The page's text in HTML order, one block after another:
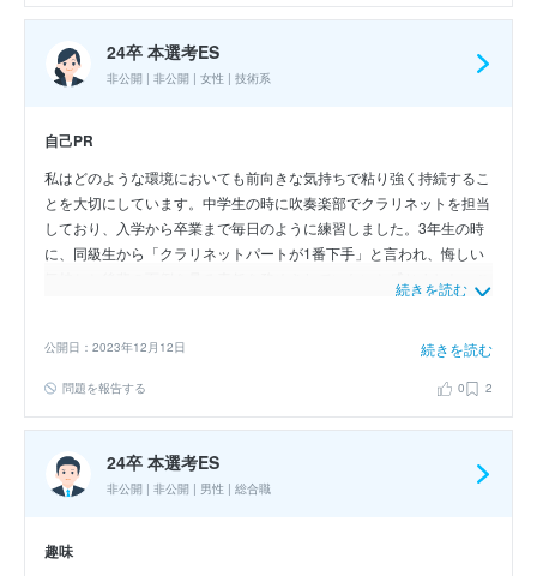
24卒 本選考ES
非公開 | 非公開 | 女性 | 技術系
自己PR
私はどのような環境においても前向きな気持ちで粘り強く持続するこ
とを大切にしています。中学生の時に吹奏楽部でクラリネットを担当
しており、入学から卒業まで毎日のように練習しました。3年生の時
に、同級生から「クラリネットパートが1番下手」と言われ、悔しい
のことから練習方法を改善しながら演奏技術を向上させることに努め
を聴き比べました。そして、基礎を繰り返し練習し、また合同で練習
する時間を長くすると、パートの全員と自分が楽しく練習できるよう
の吹奏楽コンクールでは金賞を受賞することができ、部員の父兄から
褒められたときの感動が今でも強く残っています。私は貴社において
も目標を持って粘り強く業務に関われると信じています。
続きを読む
公開日：2023年12月12日 続きを読む
問題を報告する 0 2
24卒 本選考ES
非公開 | 非公開 | 男性 | 総合職
趣味